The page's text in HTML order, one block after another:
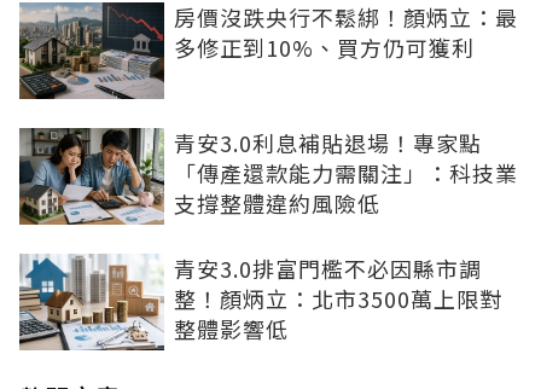
房價沒跌央行不鬆綁！顏炳立：最
多修正到10%、買方仍可獲利
青安3.0利息補貼退場！專家點
「傳產還款能力需關注」：科技業
支撐整體違約風險低
青安3.0排富門檻不必因縣市調
整！顏炳立：北市3500萬上限對
整體影響低